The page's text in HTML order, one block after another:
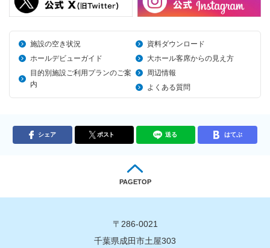
施設の空き状況
資料ダウンロード
ホールデビューガイド
大ホール客席からの見え方
目的別施設ご利用プランのご案
内
周辺情報
よくある質問
シェア ポスト 送る はてぶ
PAGETOP
〒286-0021
千葉県成田市土屋303